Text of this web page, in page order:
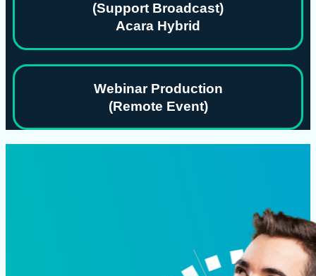
(Support Broadcast)
Acara Hybrid
Webinar Production
(Remote Event)